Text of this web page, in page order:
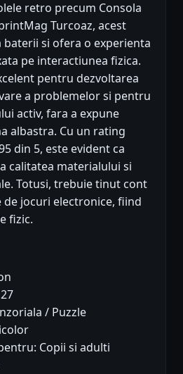
retro precum Consola
Turcoaz, acest
si ofera o experienta
pe interactiunea fizica.
pentru dezvoltarea
a problemelor si pentru
activ, fara a expune
albastra. Cu un rating
din 5, este evident ca
calitatea materialului si
Totusi, trebuie tinut cont
de jocuri electronice, fiind
fizic.
/ Puzzle
Copii si adulti